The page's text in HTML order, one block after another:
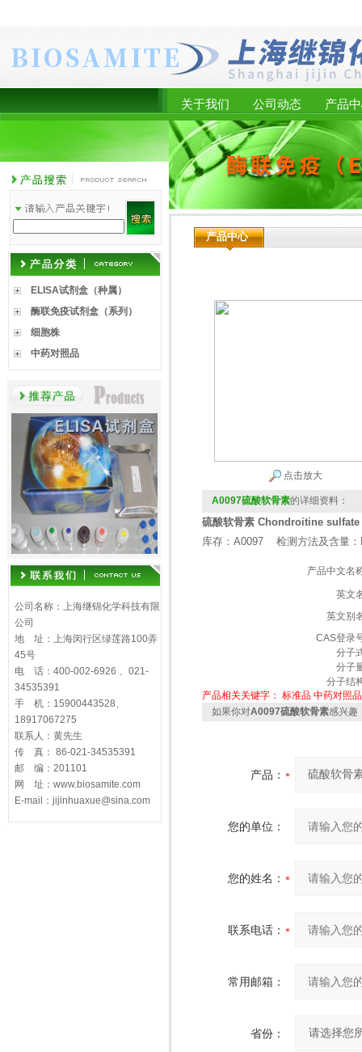
关于我们 公司动态 产品
ELISA试剂盒（种属）
酶联免疫试剂盒（系列）
细胞株
中药对照品
公司名称：上海继锦化学科技有限
公司
地 址：上海闵行区绿莲路100弄
45号
电 话：400-002-6926 、021-
34535391
手 机：15900443528、
18917067275
联系人：黄先生
传 真： 86-021-34535391
邮 编：201101
网 址：www.biosamite.com
E-mail：jijinhuaxue@sina.com
产品中心
点击放大
A0097硫酸软骨素的详细资料：
硫酸软骨素 Chondroitine sulfate
库存：A0097 检测方法及含量
产品中文名
英文
英文别
CAS登录
分子
分子
分子结
产品相关关键字： 标准品 中药对照品
如果你对A0097硫酸软骨素感兴趣
产品：
您的单位：
您的姓名：
联系电话：
常用邮箱：
省份：